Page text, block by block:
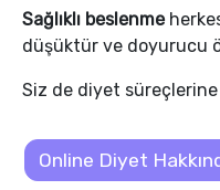
Sağlıklı beslenme
düşüktür ve doyurucu
Siz de diyet süreçlerine
Online Diyet